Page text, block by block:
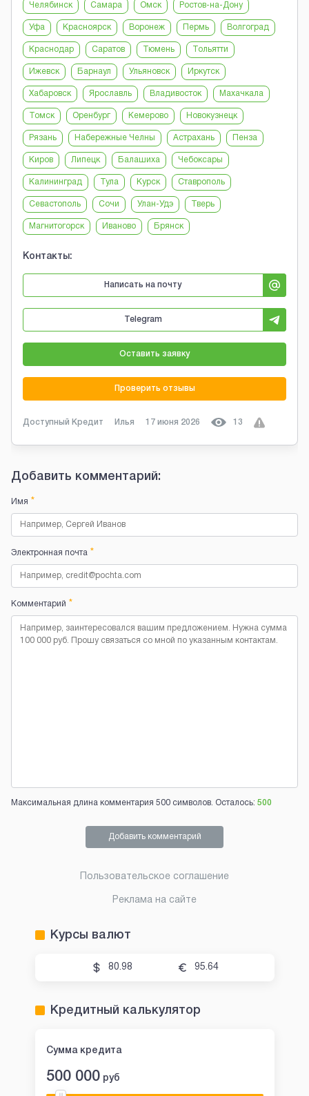
Челябинск Самара Омск Ростов-на-Дону
Уфа Красноярск Воронеж Пермь Волгоград
Краснодар Саратов Тюмень Тольятти
Ижевск Барнаул Ульяновск Иркутск
Хабаровск Ярославль Владивосток Махачкала
Томск Оренбург Кемерово Новокузнецк
Рязань Набережные Челны Астрахань Пенза
Киров Липецк Балашиха Чебоксары
Калининград Тула Курск Ставрополь
Севастополь Сочи Улан-Удэ Тверь
Магнитогорск Иваново Брянск
Контакты:
Написать на почту
Telegram
Оставить заявку
Проверить отзывы
Доступный Кредит Илья 17 июня 2026 13
Добавить комментарий:
Имя *
Электронная почта *
Комментарий *
Максимальная длина комментария 500 символов. Осталось: 500
Добавить комментарий
Пользовательское соглашение
Реклама на сайте
Курсы валют
80.98 95.64
Кредитный калькулятор
Сумма кредита
500 000 руб